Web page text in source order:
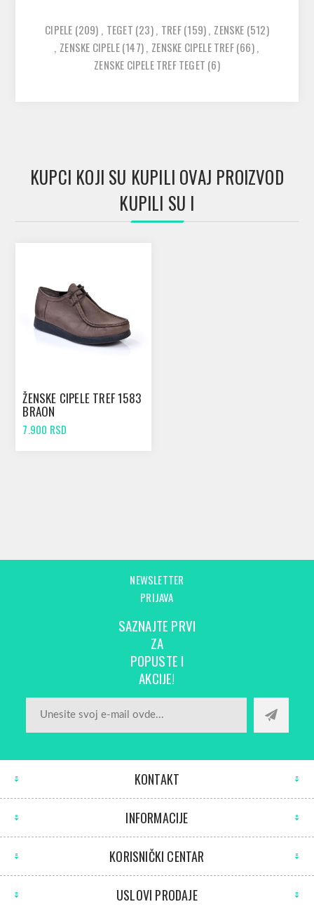
CIPELE (209) , TEGET (23), TREF(159), ZENSKE (512)
, ZENSKE CIPELE(147), ZENSKE CIPELE TREF(66),
ZENSKE CIPELE TREF TEGET (6)
KUPCI KOJI SU KUPILI OVAJ PROIZVOD
KUPILI SU I
ŽENSKE CIPELE TREF 1583
BRAON
7.900 RSD
NEWSLETTER
PRIJAVA
SAZNAJTE PRVI
ZA
POPUSTE I
AKCIJE!
KONTAKT
INFORMACIJE
KORISNIČKI CENTAR
USLOVI PRODAJE